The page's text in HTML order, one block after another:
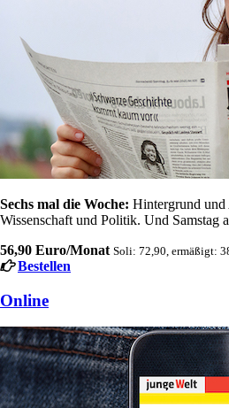
Sechs mal die Woche: Hintergrund
Wissenschaft und Politik. Und Samstag
56,90 Euro/Monat Soli: 72,90, ermäßigt:
Bestellen
Online